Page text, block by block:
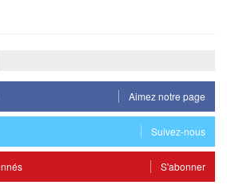
Aimez notre page
Suivez-nous
S'abonner